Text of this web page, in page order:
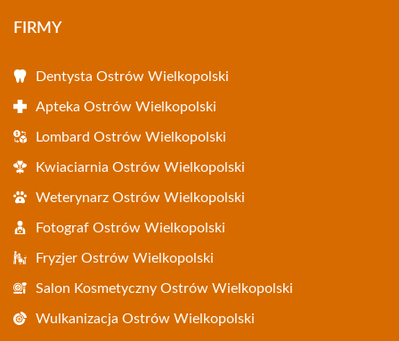
FIRMY
Dentysta Ostrów Wielkopolski
Apteka Ostrów Wielkopolski
Lombard Ostrów Wielkopolski
Kwiaciarnia Ostrów Wielkopolski
Weterynarz Ostrów Wielkopolski
Fotograf Ostrów Wielkopolski
Fryzjer Ostrów Wielkopolski
Salon Kosmetyczny Ostrów Wielkopolski
Wulkanizacja Ostrów Wielkopolski